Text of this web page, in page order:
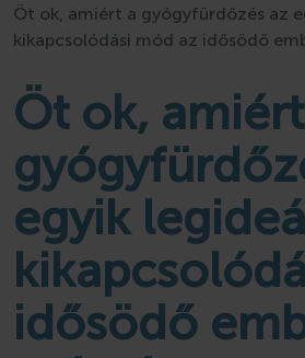
Családi
Bővebben
FÜRDŐ
Medencék
Csúszdák
Bővebben
Wellness
Bővebben
AJÁNLATOK
Aktuális ajánlataink
Áraink
SPA SHOP
Osztálykirándulás
Játszóház
Programok, hírek
Öt ok, amiért a gyógyfürdőzés az
kikapcsolódási mód az idősödő
Öt ok,
egyik
idősödő